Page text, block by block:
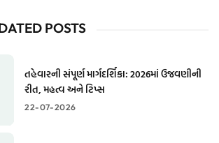
POSTS
તહેવારની સંપૂર્ણ માર્ગદર્શિકા: 2026માં ઉજવણીની
રીત, મહત્વ અને ટિપ્સ
22-07-2026